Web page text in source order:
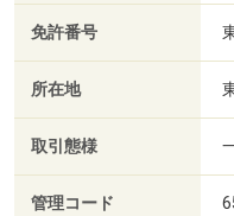
免許番号
所在地
取引態様
管理コード